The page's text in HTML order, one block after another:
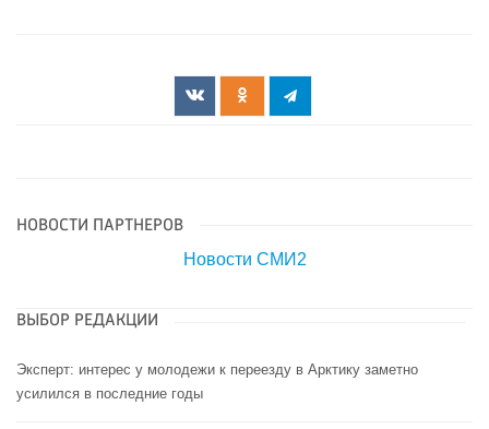
НОВОСТИ ПАРТНЕРОВ
Новости СМИ2
ВЫБОР РЕДАКЦИИ
Эксперт: интерес у молодежи к переезду в Арктику заметно
усилился в последние годы